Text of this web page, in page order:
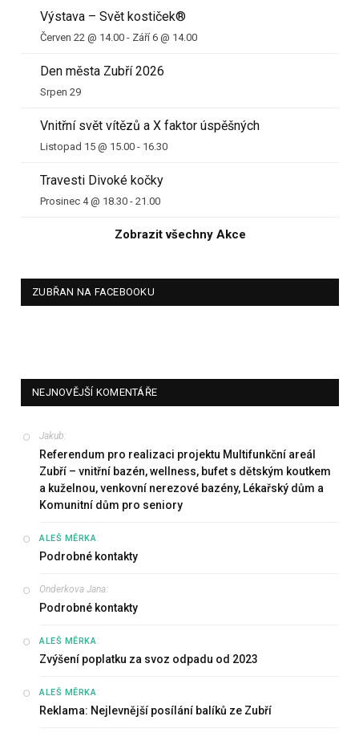
Výstava – Svět kostiček®
Červen 22 @ 14.00 - Září 6 @ 14.00
Den města Zubří 2026
Srpen 29
Vnitřní svět vítězů a X faktor úspěšných
Listopad 15 @ 15.00 - 16.30
Travesti Divoké kočky
Prosinec 4 @ 18.30 - 21.00
Zobrazit všechny Akce
ZUBŘAN NA FACEBOOKU
NEJNOVĚJŠÍ KOMENTÁŘE
Jakub:
Referendum pro realizaci projektu Multifunkční areál
Zubří – vnitřní bazén, wellness, bufet s dětským koutkem
a kuželnou, venkovní nerezové bazény, Lékařský dům a
Komunitní dům pro seniory
ALEŠ MĚRKA:
Podrobné kontakty
Onderkova Jana:
Podrobné kontakty
ALEŠ MĚRKA:
Zvýšení poplatku za svoz odpadu od 2023
ALEŠ MĚRKA:
Reklama: Nejlevnější posílání balíků ze Zubří